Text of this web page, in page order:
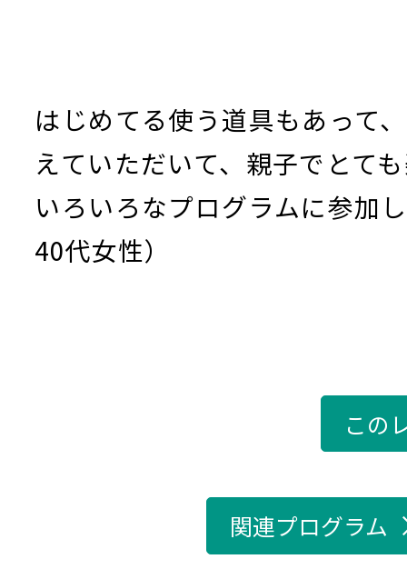
はじめてる使う道具もあって
えていただいて、親子でとて
いろいろなプログラムに参
40代女性）
この
関連プログラム